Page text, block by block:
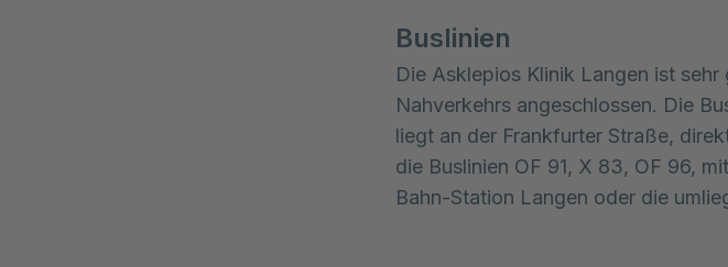
Buslinien
Die Asklepios Klinik Langen ist
Nahverkehrs angeschlossen. Die
liegt an der Frankfurter Straße,
die Buslinien OF 91, X 83, OF 96,
Bahn-Station Langen oder die